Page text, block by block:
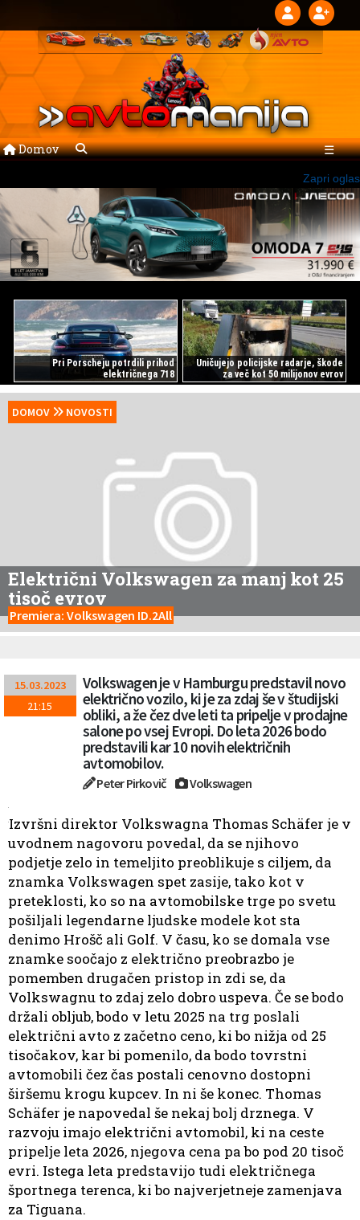
Domov ☰
Zapri oglas
Pri Porscheju potrdili prihod
električnega 718
Uničujejo policijske radarje, škode
za več kot 50 milijonov evrov
DOMOV NOVOSTI
Električni Volkswagen za manj kot 25
tisoč evrov
Premiera: Volkswagen ID.2All
15.03.2023
21:15
Volkswagen je v Hamburgu predstavil novo
električno vozilo, ki je za zdaj še v študijski
obliki, a že čez dve leti ta pripelje v prodajne
salone po vsej Evropi. Do leta 2026 bodo
predstavili kar 10 novih električnih
avtomobilov.
Peter Pirkovič Volkswagen
Izvršni direktor Volkswagna Thomas Schäfer je v
uvodnem nagovoru povedal, da se njihovo
podjetje zelo in temeljito preoblikuje s ciljem, da
znamka Volkswagen spet zasije, tako kot v
preteklosti, ko so na avtomobilske trge po svetu
pošiljali legendarne ljudske modele kot sta
denimo Hrošč ali Golf. V času, ko se domala vse
znamke soočajo z električno preobrazbo je
pomemben drugačen pristop in zdi se, da
Volkswagnu to zdaj zelo dobro uspeva. Če se bodo
držali obljub, bodo v letu 2025 na trg poslali
električni avto z začetno ceno, ki bo nižja od 25
tisočakov, kar bi pomenilo, da bodo tovrstni
avtomobili čez čas postali cenovno dostopni
širšemu krogu kupcev. In ni še konec. Thomas
Schäfer je napovedal še nekaj bolj drznega. V
razvoju imajo električni avtomobil, ki na ceste
pripelje leta 2026, njegova cena pa bo pod 20 tisoč
evri. Istega leta predstavijo tudi električnega
športnega terenca, ki bo najverjetneje zamenjava
za Tiguana.